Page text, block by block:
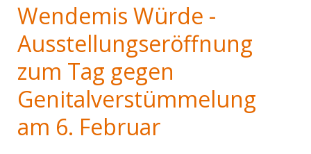
Wendemis Würde -
Ausstellungseröffnung
zum Tag gegen
Genitalverstümmelung
am 6. Februar